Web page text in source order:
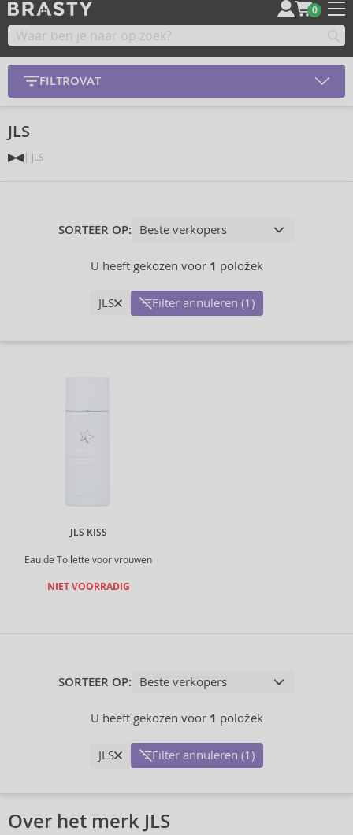
0
FILTROVAT
JLS
JLS
SORTEER OP:
U heeft gekozen voor 1 položek
JLS Filter annuleren (1)
JLS KISS
Eau de Toilette voor vrouwen
NIET VOORRADIG
SORTEER OP:
U heeft gekozen voor 1 položek
JLS Filter annuleren (1)
Over het merk JLS